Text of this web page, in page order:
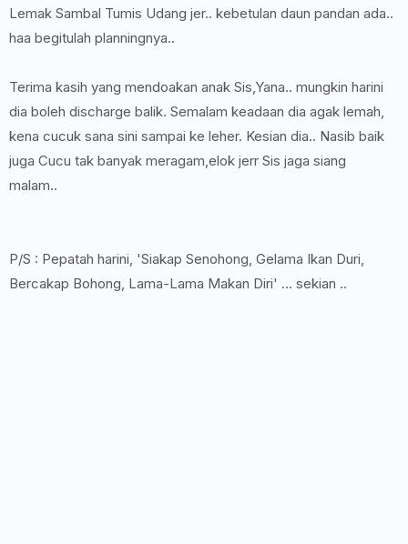
Lemak Sambal Tumis Udang jer.. kebetulan daun pandan ada..
haa begitulah planningnya..
Terima kasih yang mendoakan anak Sis,Yana.. mungkin harini
dia boleh discharge balik. Semalam keadaan dia agak lemah,
kena cucuk sana sini sampai ke leher. Kesian dia.. Nasib baik
juga Cucu tak banyak meragam,elok jerr Sis jaga siang
malam..
P/S : Pepatah harini, 'Siakap Senohong, Gelama Ikan Duri,
Bercakap Bohong, Lama-Lama Makan Diri' ... sekian ..